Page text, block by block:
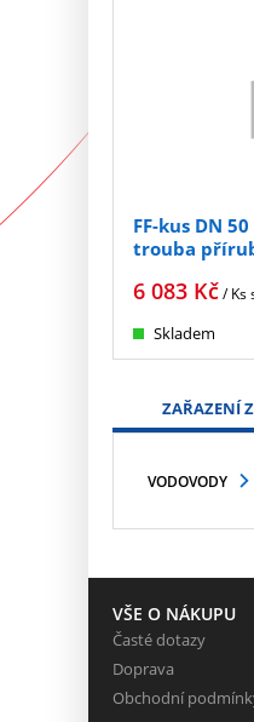
FF-kus DN
trouba
6 083Kč/ Ks
Skladem
ZAŘAZENÍ
VODOVODY
VŠE O NÁKUPU
Časté dotazy
Doprava
Obchodní